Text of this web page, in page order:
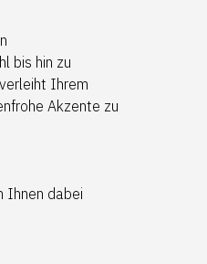
bis hin zu
Ihrem
Akzente zu
Ihnen dabei